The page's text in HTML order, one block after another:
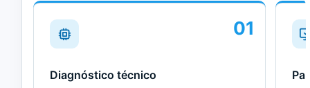
01
Diagnóstico técnico